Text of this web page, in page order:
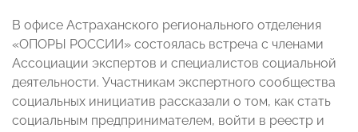
В офисе Астраханского регионального отделения
«ОПОРЫ РОССИИ» состоялась встреча с членами
Ассоциации экспертов и специалистов социальной
деятельности. Участникам экспертного сообщества
социальных инициатив рассказали о том, как стать
социальным предпринимателем, войти в реестр и